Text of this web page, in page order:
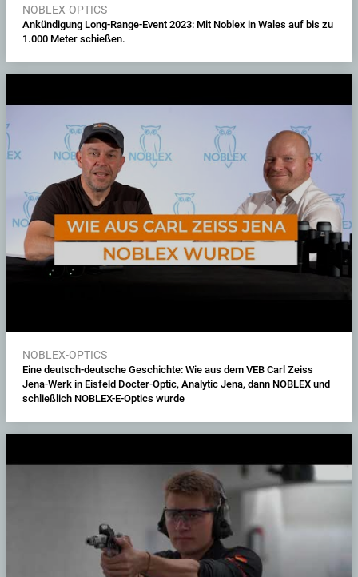
NOBLEX-OPTICS
Ankündigung Long-Range-Event 2023: Mit Noblex in Wales auf bis zu
1.000 Meter schießen.
NOBLEX-OPTICS
Eine deutsch-deutsche Geschichte: Wie aus dem VEB Carl Zeiss
Jena-Werk in Eisfeld Docter-Optic, Analytic Jena, dann NOBLEX und
schließlich NOBLEX-E-Optics wurde